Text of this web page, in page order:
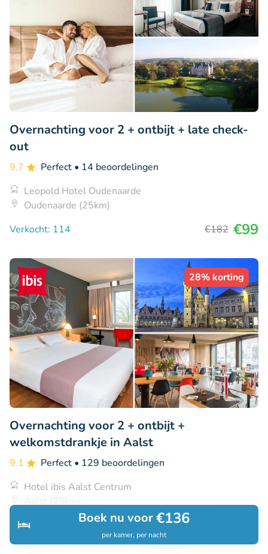
Zoeken Boekingen
Boek nu voor€136
per kamer, per nacht
Overnachting voor 2 + ontbijt + late check-
out
9.7 Perfect • 14 beoordelingen
Leopold Hotel Oudenaarde
Oudenaarde (25km)
Verkocht: 114
€182 €99
28% korting
Overnachting voor 2 + ontbijt +
welkomstdrankje in Aalst
9.1 Perfect • 129 beoordelingen
Hotel ibis Aalst Centrum
Verkocht: 103